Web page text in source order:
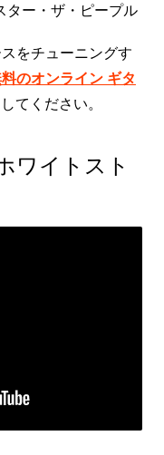
ー・ザ・ピープル
をチューニングす
のオンライン ギタ
てください。
ワイトスト